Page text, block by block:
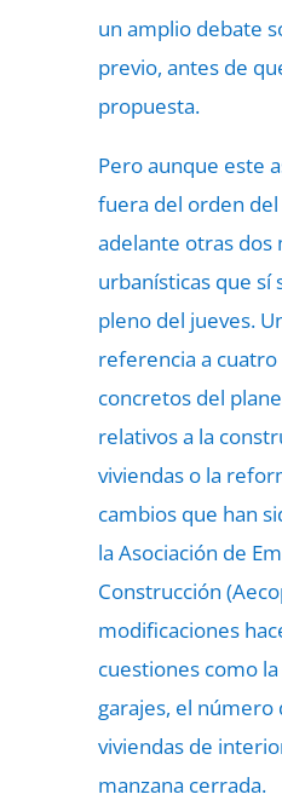
un amplio debate
previo, antes de
propuesta.
Pero aunque este
fuera del orden del
adelante otras dos
urbanísticas que sí
pleno del jueves.
referencia a
concretos del
relativos a la
viviendas o la
cambios que han
la Asociación de
Construcción
modificaciones
cuestiones como
garajes, el número
viviendas de
manzana cerrada.